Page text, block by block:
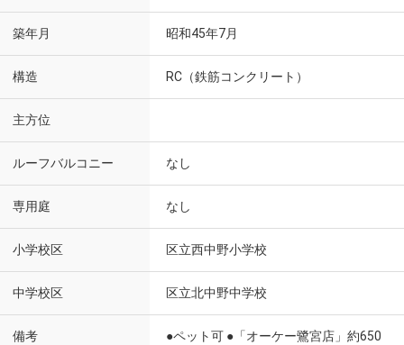
築年月 昭和45年7月
構造 RC（鉄筋コンクリート）
主方位
ルーフバルコニー なし
専用庭 なし
小学校区 区立西中野小学校
中学校区 区立北中野中学校
備考
●ペット可 ●「オーケー鷺宮店」約650